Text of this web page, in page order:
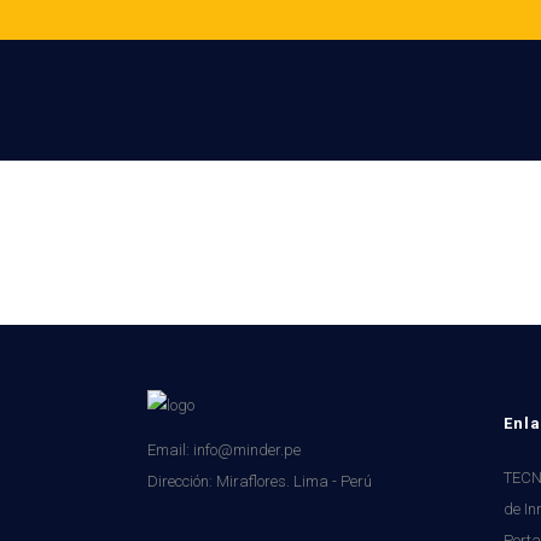
Email: info@minder.pe
Dirección: Miraflores. Lima - Perú
de